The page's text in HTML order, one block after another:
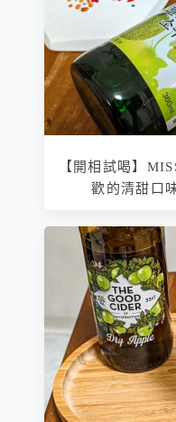
【開相試喝】
歡的清甜口